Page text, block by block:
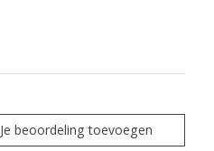
Je beoordeling toevoegen